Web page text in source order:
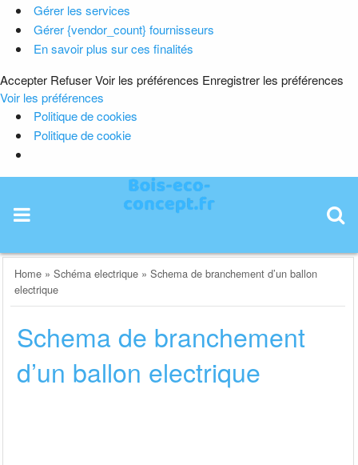
Gérer les services
Gérer {vendor_count} fournisseurs
En savoir plus sur ces finalités
Accepter RefuserVoir les préférences Enregistrer les préférences
Voir les préférences
Politique de cookies
Politique de cookie
content
Home »Schéma electrique »Schema de branchement d’un ballon
electrique
Schema de branchement
d’un ballon electrique